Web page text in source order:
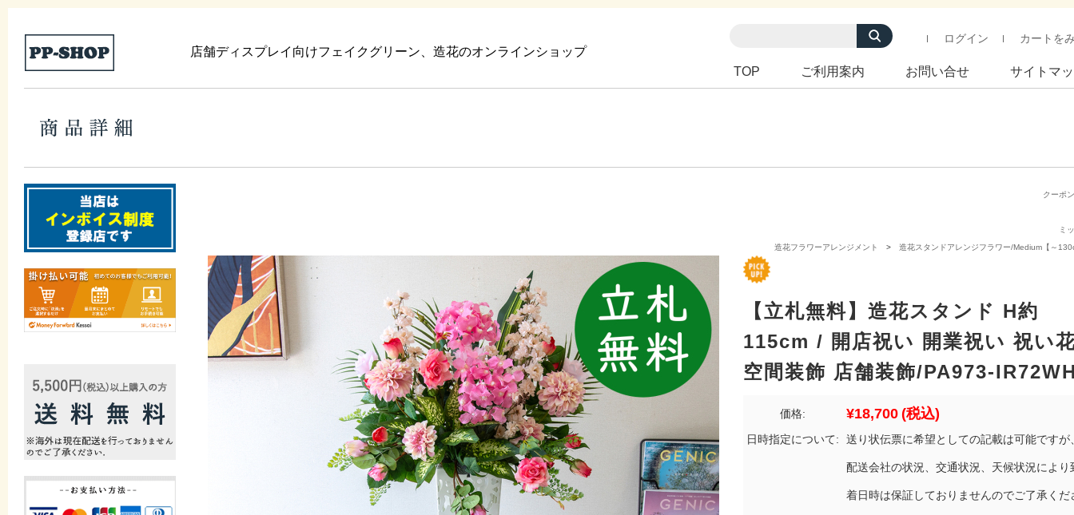
店舗ディスプレイ向けフェイクグリーン、造花のオンラインショップ
ログイン カートを
TOP ご利用案内 お問い合せ サイトマ
クーポ
ミ
造花フラワーアレンジメント
造花スタンドアレンジフラワー/Medium【～
【立札無料】造花スタンド H約
115cm / 開店祝い 開業祝い 祝い
空間装飾 店舗装飾/PA973-
価格: ¥18,700 (税込)
日時指定について: 送り状伝票に希望としての記載は可能ですが
配送会社の状況、交通状況、天候状況により
着日時は保証しておりませんのでご了承くだ